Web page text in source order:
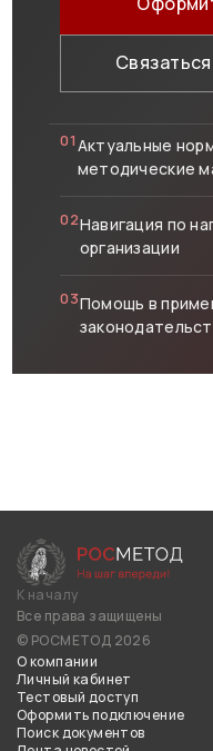
01Актуальные
методические
02Навигация по
организации
03Помощь в
К началу
Все права защищены
© РОСМЕТОД 2026
О компании
Личный кабинет
Тестовый доступ
Оформить подключение
Поиск документов